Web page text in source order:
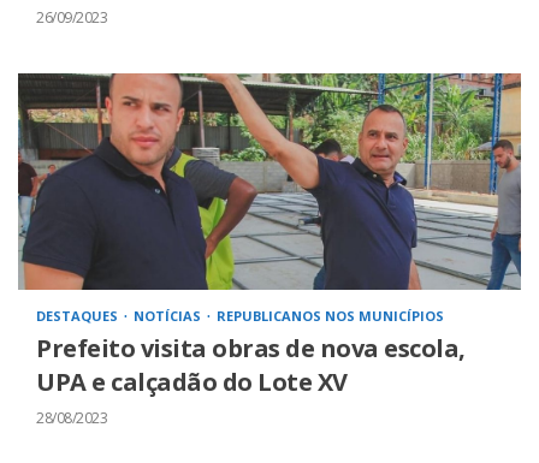
26/09/2023
DESTAQUES NOTÍCIAS REPUBLICANOS NOS MUNICÍPIOS
Prefeito visita obras de nova escola,
UPA e calçadão do Lote XV
28/08/2023